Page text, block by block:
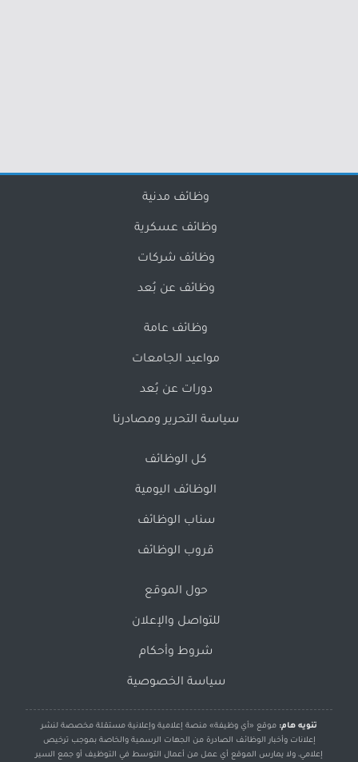
وظائف مدنية
وظائف عسكرية
وظائف شركات
وظائف عن بُعد
وظائف عامة
مواعيد الجامعات
دورات عن بُعد
سياسة التحرير ومصادرنا
كل الوظائف
الوظائف اليومية
سناب الوظائف
قروب الوظائف
حول الموقع
للتواصل والإعلان
شروط وأحكام
سياسة الخصوصية
تنويه هام: موقع «أي وظيفة» منصة إعلامية وإعلانية مستقلة مخصصة لنشر
إعلانات وأخبار الوظائف الصادرة من الجهات الرسمية والخاصة بموجب ترخيص
إعلامي، ولا يمارس الموقع أي عمل من أعمال التوسط في التوظيف أو جمع السير